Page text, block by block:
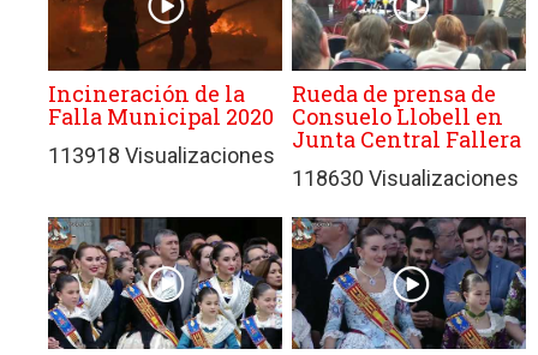
Incineración de la
Falla Municipal 2020
113918 Visualizaciones
Rueda de prensa de
Consuelo Llobell en
Junta Central Fallera
118630 Visualizaciones